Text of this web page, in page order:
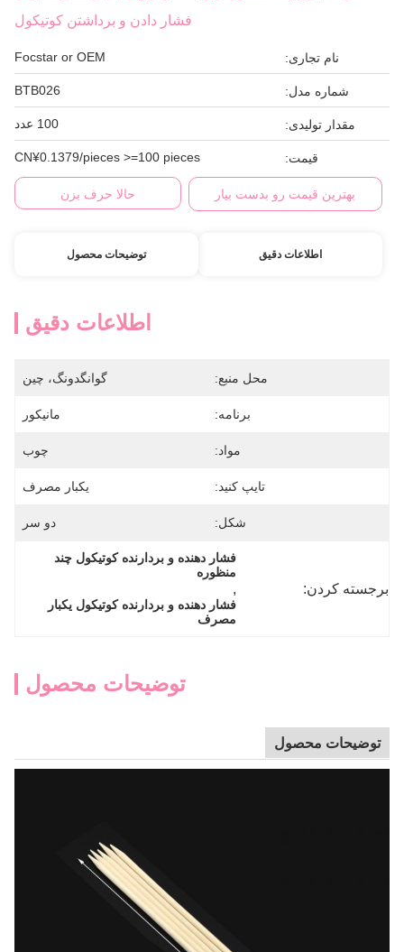
فشار دادن و برداشتن کوتیکول
نام تجاری: Focstar or OEM
شماره مدل: BTB026
مقدار تولیدی: 100 عدد
قیمت: CN¥0.1379/pieces >=100 pieces
بهترین قیمت رو بدست بیار حالا حرف بزن
اطلاعات دقیق توضیحات محصول
اطلاعات دقیق
محل منبع: گوانگدونگ، چین
برنامه: مانیکور
مواد: چوب
تایپ کنید: یکبار مصرف
شکل: دو سر
برجسته کردن:
منظوره
,
مصرف
توضیحات محصول
توضیحات محصول